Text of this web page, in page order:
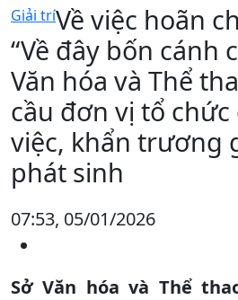
Giải tríVề việc hoãn
“Về đây bốn cánh
Văn hóa và Thể
cầu đơn vị tổ chức
việc, khẩn trương
phát sinh
07:53, 05/01/2026
Sở Văn hóa và Thể